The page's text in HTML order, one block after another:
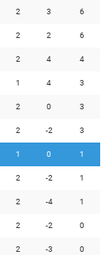
2 3 6
2 2 6
2 4 4
1 4 3
2 0 3
2 -2 3
1 0 1
2 -2 1
2 -4 1
2 -2 0
2 -3 0